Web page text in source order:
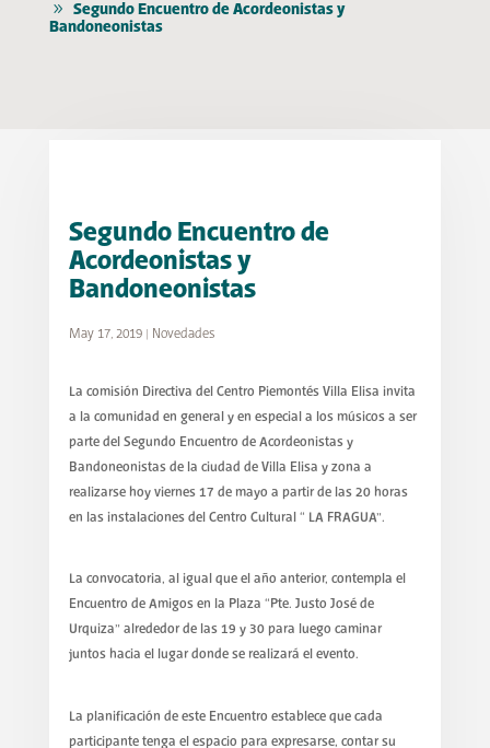
Segundo Encuentro de Acordeonistas y
Bandoneonistas
Segundo Encuentro de
Acordeonistas y
Bandoneonistas
May 17, 2019| Novedades
La comisión Directiva del Centro Piemontés Villa Elisa invita
a la comunidad en general y en especial a los músicos a ser
parte del Segundo Encuentro de Acordeonistas y
Bandoneonistas de la ciudad de Villa Elisa y zona a
realizarse hoy viernes 17 de mayo a partir de las 20 horas
en las instalaciones del Centro Cultural “ LA FRAGUA”.
La convocatoria, al igual que el año anterior, contempla el
Encuentro de Amigos en la Plaza “Pte. Justo José de
Urquiza” alrededor de las 19 y 30 para luego caminar
juntos hacia el lugar donde se realizará el evento.
La planificación de este Encuentro establece que cada
participante tenga el espacio para expresarse, contar su